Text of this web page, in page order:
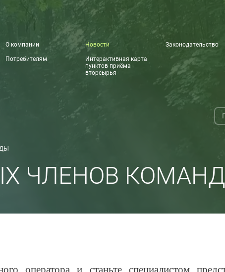
О компании Новости Законодательство
Потребителям
Интерактивная карта
пунктов приёма
вторсырья
ЧЛЕНОВ